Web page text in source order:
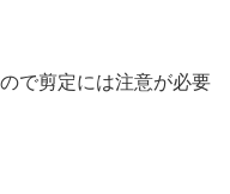
で剪定には注意が必要